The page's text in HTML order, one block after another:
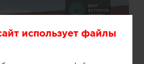
использует файлы